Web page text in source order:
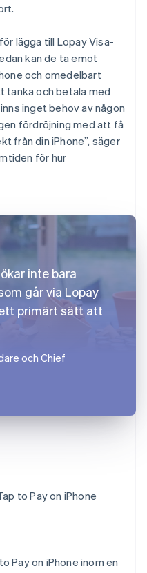
to Pay on iPhone
Pay on iPhone inom en
lägga till Lopay Visa-
kan de ta emot
och omedelbart
tanka och betala med
inget behov av någon
fördröjning med att få
från din iPhone”, säger
för hur
inte bara
går via Lopay
primärt sätt att
och Chief